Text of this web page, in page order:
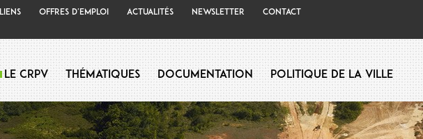
Liens Offres d'emploi Actualités Newsletter Contact
Le CRPV Thématiques Documentation Politique de la Ville